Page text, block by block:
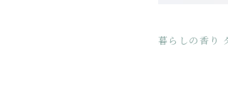
暮らしの香り